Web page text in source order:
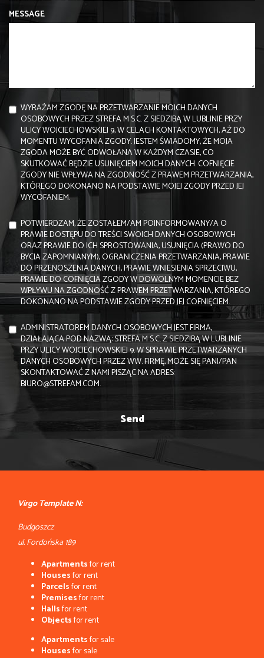
MESSAGE
WYRAŻAM ZGODĘ NA PRZETWARZANIE MOICH DANYCH
OSOBOWYCH PRZEZ STREFA M S.C. Z SIEDZIBĄ W LUBLINIE PRZY
ULICY WOJCIECHOWSKIEJ 9, W CELACH KONTAKTOWYCH, AŻ DO
MOMENTU WYCOFANIA ZGODY. JESTEM ŚWIADOMY, ŻE MOJA
ZGODA MOŻE BYĆ ODWOŁANA W KAŻDYM CZASIE, CO
SKUTKOWAĆ BĘDZIE USUNIĘCIEM MOICH DANYCH. COFNIĘCIE
ZGODY NIE WPŁYWA NA ZGODNOŚĆ Z PRAWEM PRZETWARZANIA,
KTÓREGO DOKONANO NA PODSTAWIE MOJEJ ZGODY PRZED JEJ
WYCOFANIEM.
POTWIERDZAM, ŻE ZOSTAŁEM/AM POINFORMOWANY/A O
PRAWIE DOSTĘPU DO TREŚCI SWOICH DANYCH OSOBOWYCH
ORAZ PRAWIE DO ICH SPROSTOWANIA, USUNIĘCIA (PRAWO DO
BYCIA ZAPOMNIANYM), OGRANICZENIA PRZETWARZANIA, PRAWIE
DO PRZENOSZENIA DANYCH, PRAWIE WNIESIENIA SPRZECIWU,
PRAWIE DO COFNIĘCIA ZGODY W DOWOLNYM MOMENCIE BEZ
WPŁYWU NA ZGODNOŚĆ Z PRAWEM PRZETWARZANIA, KTÓREGO
DOKONANO NA PODSTAWIE ZGODY PRZED JEJ COFNIĘCIEM.
ADMINISTRATOREM DANYCH OSOBOWYCH JEST FIRMA,
DZIAŁAJĄCA POD NAZWĄ: STREFA M S.C. Z SIEDZIBĄ W LUBLINIE
PRZY ULICY WOJCIECHOWSKIEJ 9. W SPRAWIE PRZETWARZANYCH
DANYCH OSOBOWYCH PRZEZ WW. FIRMĘ, MOŻE SIĘ PANI/PAN
SKONTAKTOWAĆ Z NAMI PISZĄC NA ADRES:
BIURO@STREFAM.COM.
Virgo Template N:
Budgoszcz
ul. Fordońska 189
Apartmentsfor rent
Housesfor rent
Parcelsfor rent
Premisesfor rent
Hallsfor rent
Objectsfor rent
Apartmentsfor sale
Housesfor sale